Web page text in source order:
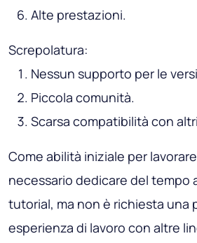
Alte prestazioni.
Screpolatura:
Nessun supporto per le
Piccola comunità.
Scarsa compatibilità con
Come abilità iniziale per
necessario dedicare del tempo
tutorial, ma non è richiesta una
esperienza di lavoro con altre